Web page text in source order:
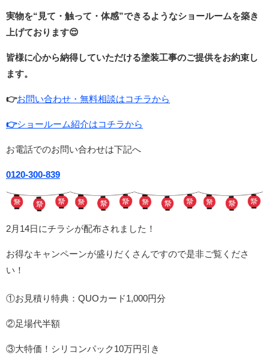
実物を“見て・触って・体感”できるようなショールームを築き
上げております😌
皆様に心から納得していただける塗装工事のご提供をお約束し
ます。
👉お問い合わせ・無料相談はコチラから
👉ショールーム紹介はコチラから
お電話でのお問い合わせは下記へ
0120-300-839
2月14日にチラシが配布されました！
お得なキャンペーンが盛りだくさんですので是非ご覧くださ
い！
①お見積り特典：QUOカード1,000円分
②足場代半額
③大特価！シリコンパック10万円引き